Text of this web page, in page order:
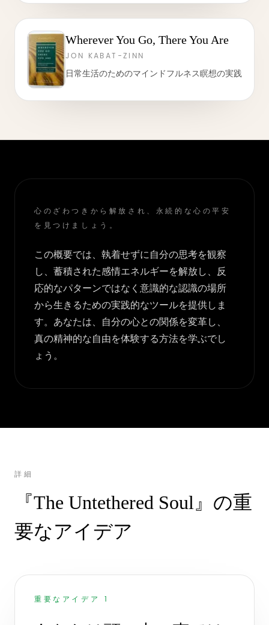
Wherever You Go, There You Are
JON KABAT-ZINN
日常生活のためのマインドフルネス瞑想の実践
心のざわつきから解放され、永続的な心の平安
を見つけましょう。
この概要では、執着せずに自分の思考を観察
し、蓄積された感情エネルギーを解放し、反
応的なパターンではなく意識的な認識の場所
から生きるための実践的なツールを提供しま
す。あなたは、自分の心との関係を変革し、
真の精神的な自由を体験する方法を学ぶでし
ょう。
詳細
『The Untethered Soul』の重
要なアイデア
重要なアイデア 1